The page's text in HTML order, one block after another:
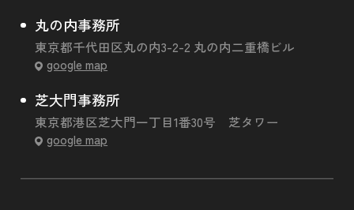
丸の内事務所
東京都千代田区丸の内3-2-2 丸の内二重橋ビル
google map
芝大門事務所
東京都港区芝大門一丁目1番30号 芝タワー
google map